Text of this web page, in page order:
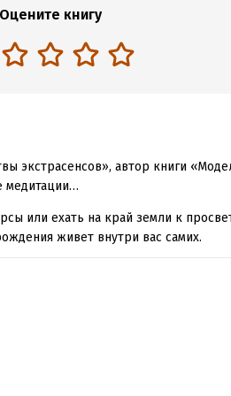
Оцените книгу
экстрасенсов», автор книги
медитации…
или ехать на край земли к
живет внутри вас самих.